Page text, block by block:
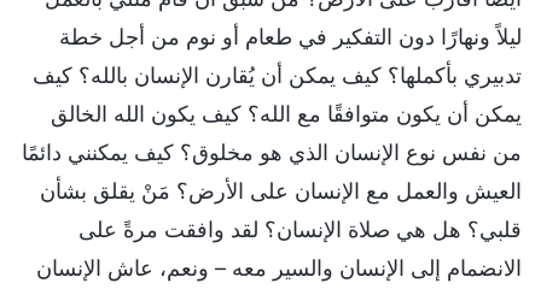
ليلاً ونهارًا دون التفكير في طعام أو نوم من أجل خطة
تدبيري بأكملها؟ كيف يمكن أن يُقارن الإنسان بالله؟ كيف
يمكن أن يكون متوافقًا مع الله؟ كيف يكون الله الخالق
من نفس نوع الإنسان الذي هو مخلوق؟ كيف يمكنني دائمًا
العيش والعمل مع الإنسان على الأرض؟ مَنْ يقلق بشأن
قلبي؟ هل هي صلاة الإنسان؟ لقد وافقت مرةً على
الانضمام إلى الإنسان والسير معه – ونعم، عاش الإنسان